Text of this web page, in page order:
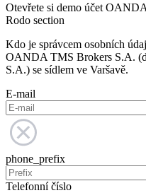
Otevřete si demo účet
Rodo section
Kdo je správcem osobních
OANDA TMS Brokers S.A.
S.A.) se sídlem ve Varšavě.
E-mail
phone_prefix
Telefonní číslo